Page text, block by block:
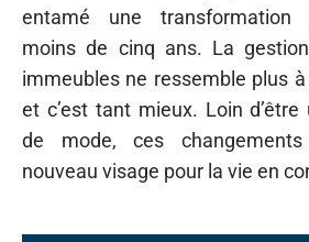
entamé une transformation
moins de cinq ans. La
immeubles ne ressemble plus à
et c’est tant mieux. Loin
de mode, ces
nouveau visage pour la vie en